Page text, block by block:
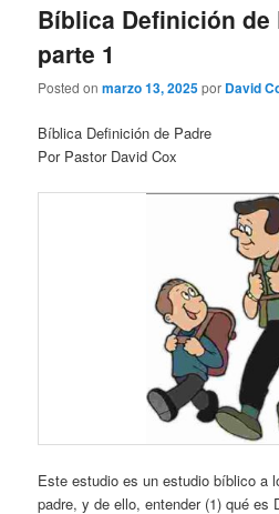
Bíblica Definición de
parte 1
Posted onmarzo 13, 2025por David
Bíblica Definición de Padre
Por Pastor David Cox
Este estudio es un estudio bíblico a
padre, y de ello, entender (1) qué es